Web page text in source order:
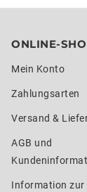
ONLINE-
Mein Konto
Zahlungsarten
Versand &
AGB und
Information zur